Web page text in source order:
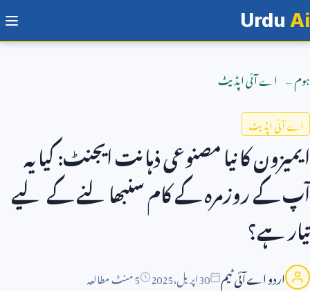
Urdu Ai
ہوم اے آئی اپڈیٹ
اے آئی اپڈیٹ
ایمیزون کا نیا مصنوعی ذہانت ایجنٹ: کیا یہ
آپ کے روزمرہ کے کام سنبھالنے کے لیے
تیار ہے؟
اردو اے آئی ٹیم 30اپریل،2025 5 منٹ مطالعہ